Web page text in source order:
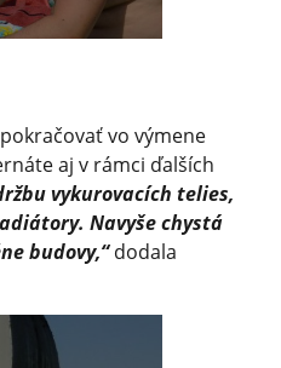
vo výmene
aj v rámci ďalších
vykurovacích telies,
Navyše chystá
budovy,“dodala